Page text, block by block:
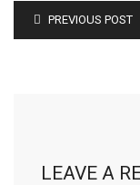
PREVIOUS POST
LEAVE A